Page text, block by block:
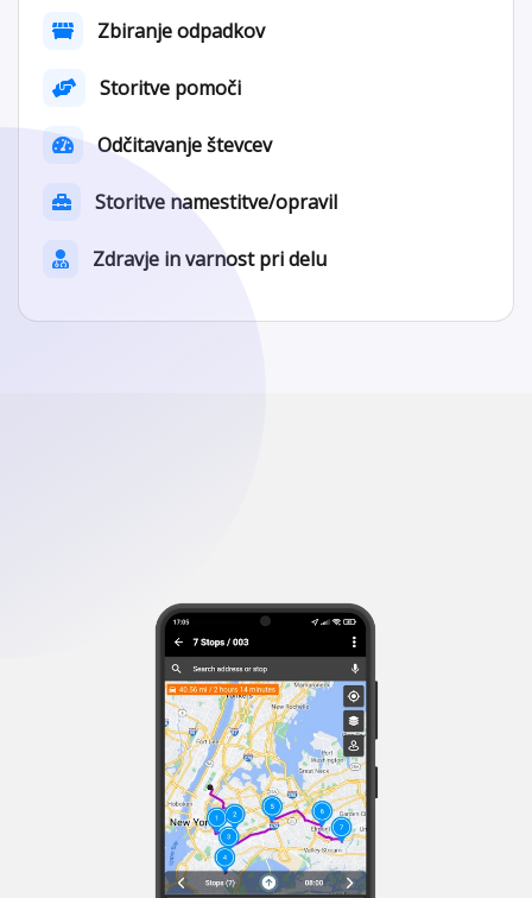
Zbiranje odpadkov
Storitve pomoči
Odčitavanje števcev
Storitve namestitve/opravil
Zdravje in varnost pri delu